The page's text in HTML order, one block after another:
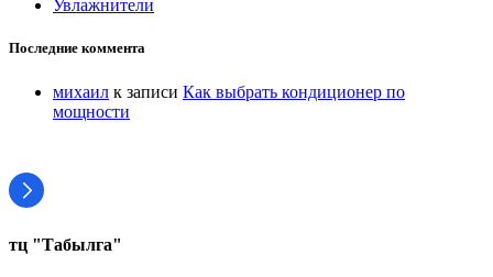
Увлажнители
Последние коммента
михаил к записи Как выбрать кондиционер по
мощности
тц "Табылга"